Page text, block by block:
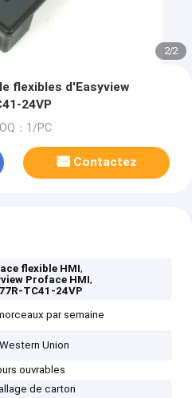
2/2
flexibles d'Easyview
24VP
：1/PC
Contactez
flexible HMI,
Proface HMI,
TC41-24VP
par semaine
Union
ouvrables
de carton